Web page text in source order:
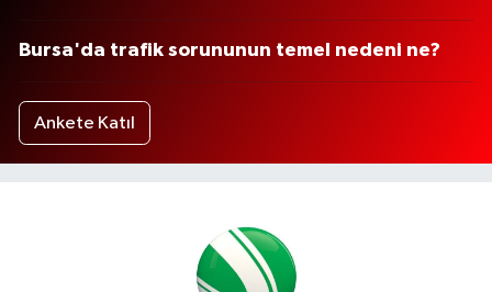
Bursa'da trafik sorununun temel nedeni ne?
Ankete Katıl